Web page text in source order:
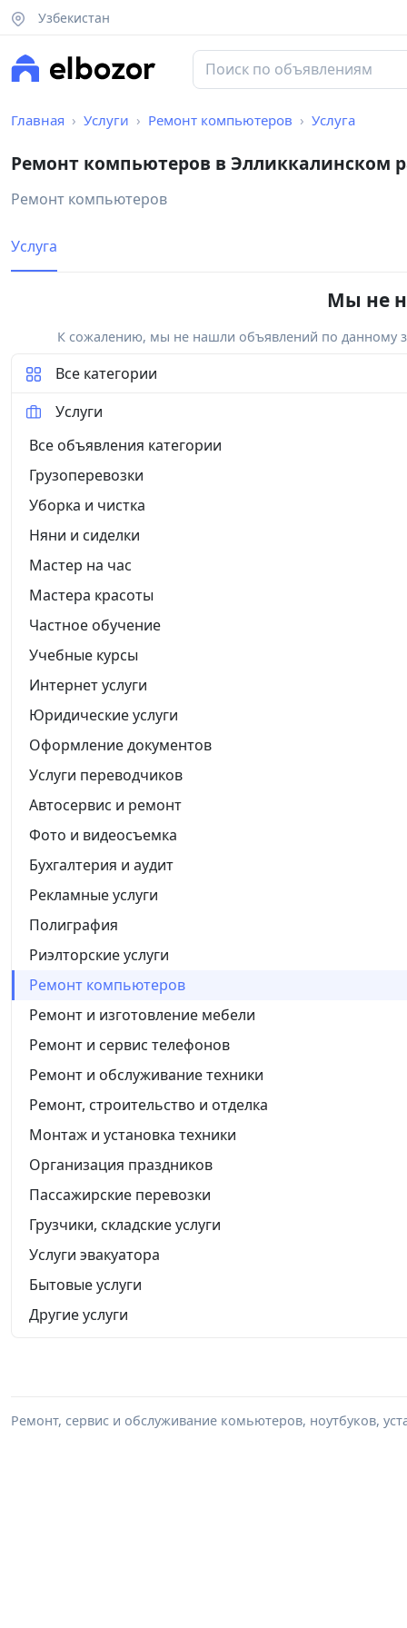
Узбекистан
Главная Услуги Ремонт компьютеров Услуга
Ремонт компьютеров в Элликкалинском
Ремонт компьютеров
Услуга
Мы не
К сожалению, мы не нашли объявлений по данному
Все категории
Услуги
Все объявления категории
Грузоперевозки
Уборка и чистка
Няни и сиделки
Мастер на час
Мастера красоты
Частное обучение
Учебные курсы
Интернет услуги
Юридические услуги
Оформление документов
Услуги переводчиков
Автосервис и ремонт
Фото и видеосъемка
Бухгалтерия и аудит
Рекламные услуги
Полиграфия
Риэлторские услуги
Ремонт компьютеров
Ремонт и изготовление мебели
Ремонт и сервис телефонов
Ремонт и обслуживание техники
Ремонт, строительство и отделка
Монтаж и установка техники
Организация праздников
Пассажирские перевозки
Грузчики, складские услуги
Услуги эвакуатора
Бытовые услуги
Другие услуги
Ремонт, сервис и обслуживание комьютеров, ноутбуков,